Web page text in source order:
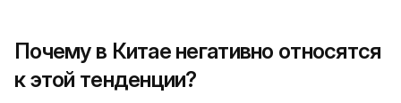
Почему в Китае негативно относятся
к этой тенденции?